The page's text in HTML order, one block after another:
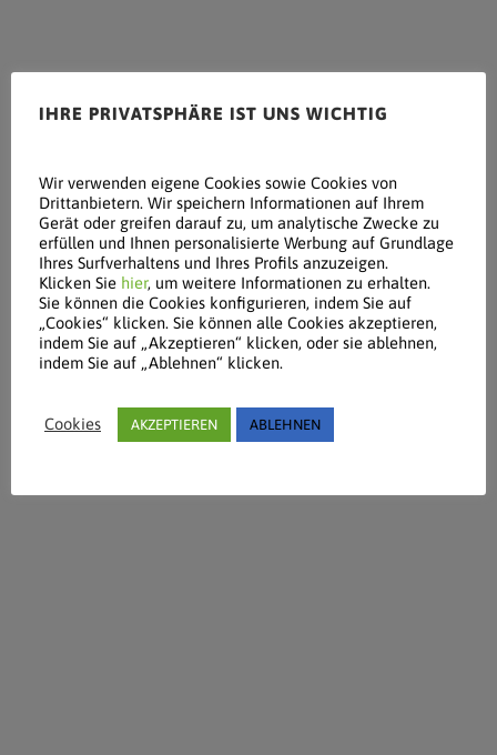
IHRE PRIVATSPHÄRE IST UNS WICHTIG
Wir verwenden eigene Cookies sowie Cookies von
Drittanbietern. Wir speichern Informationen auf Ihrem
Gerät oder greifen darauf zu, um analytische Zwecke zu
erfüllen und Ihnen personalisierte Werbung auf Grundlage
Ihres Surfverhaltens und Ihres Profils anzuzeigen.
Klicken Sie hier, um weitere Informationen zu erhalten.
Sie können die Cookies konfigurieren, indem Sie auf
„Cookies“ klicken. Sie können alle Cookies akzeptieren,
indem Sie auf „Akzeptieren“ klicken, oder sie ablehnen,
indem Sie auf „Ablehnen“ klicken.
Cookies AKZEPTIEREN ABLEHNEN